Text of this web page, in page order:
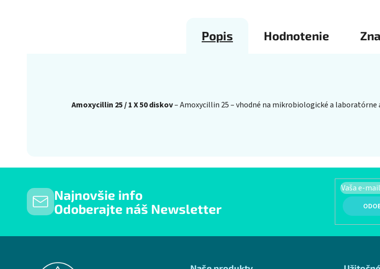
Popis Hodnotenie
Amoxycillin 25 / 1 X 50 diskov– Amoxycillin 25 – vhodné na mikrobiologické a laboratórne
Najnovšie info
Odoberajte náš Newsletter